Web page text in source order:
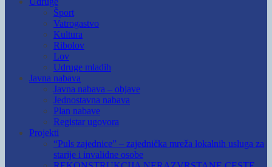
Šport
Vatrogastvo
Kultura
Ribolov
Lov
Udruge mladih
Javna nabava
Javna nabava – objave
Jednostavna nabava
Plan nabave
Registar ugovora
Projekti
“Puls zajednice” – zajednička mreža lokalnih usluga za
starije i invalidne osobe